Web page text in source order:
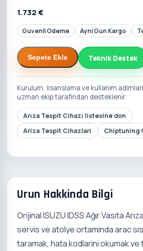
1.732 €
Guvenli Odeme Ayni Gun Kargo
Sepete Ekle Teknik Destek
Kurulum, lisanslama ve kullanim
uzman ekip tarafindan desteklenir.
Arıza Tespit Cihazı listesine don
Ariza Tespit Cihazlari
Chiptuning
Urun Hakkinda Bilgi
Orijinal ISUZU IDSS Ağır Vasıta
servis ve atolye ortaminda arac
taramak, hata kodlarini okumak